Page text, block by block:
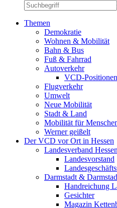
Themen
Demokratie
Wohnen & Mobilität
Bahn & Bus
Fuß & Fahrrad
Autoverkehr
VCD-
Flugverkehr
Umwelt
Neue Mobilität
Stadt & Land
Mobilität für
Werner geißelt
Der VCD vor Ort in Hessen
Landesverband Hessen
Landesvorstand
Darmstadt &
Handreichung
Gesichter
Magazin